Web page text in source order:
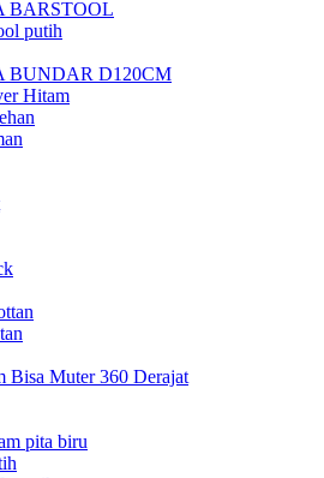
BARSTOOL
putih
BUNDAR D120CM
Hitam
Bisa Muter 360 Derajat
pita biru